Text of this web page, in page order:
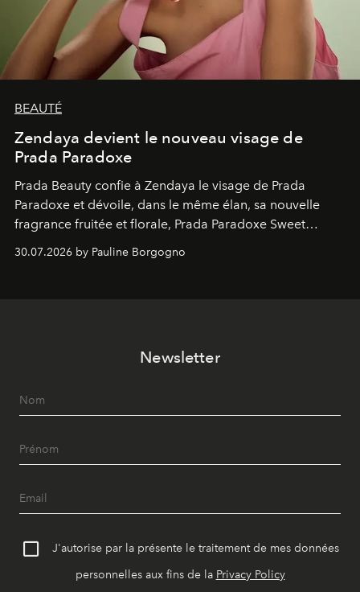
BEAUTÉ
Zendaya devient le nouveau visage de
Prada Paradoxe
Prada Beauty confie à Zendaya le visage de Prada
Paradoxe et dévoile, dans le même élan, sa nouvelle
fragrance fruitée et florale, Prada Paradoxe Sweet
30.07.2026 by Pauline Borgogno
Newsletter
J'autorise par la présente le traitement de mes données
personnelles aux fins de la Privacy Policy